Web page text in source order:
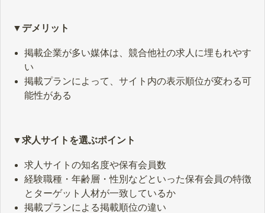
▼デメリット
掲載企業が多い媒体は、競合他社の求人に埋もれやす
い
掲載プランによって、サイト内の表示順位が変わる可
能性がある
▼求人サイトを選ぶポイント
求人サイトの知名度や保有会員数
経験職種・年齢層・性別などといった保有会員の特徴
とターゲット人材が一致しているか
掲載プランによる掲載順位の違い